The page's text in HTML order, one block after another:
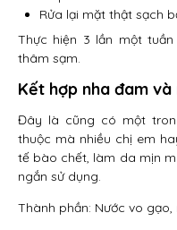
Rửa lại mặt thật sạch
Thực hiện 3 lần một
thâm sạm.
Kết hợp nha đam
Đây là cũng có một
thuộc mà nhiều chị em
tế bào chết, làm da mịn
ngắn sử dụng.
Thành phần: Nước vo gạo,